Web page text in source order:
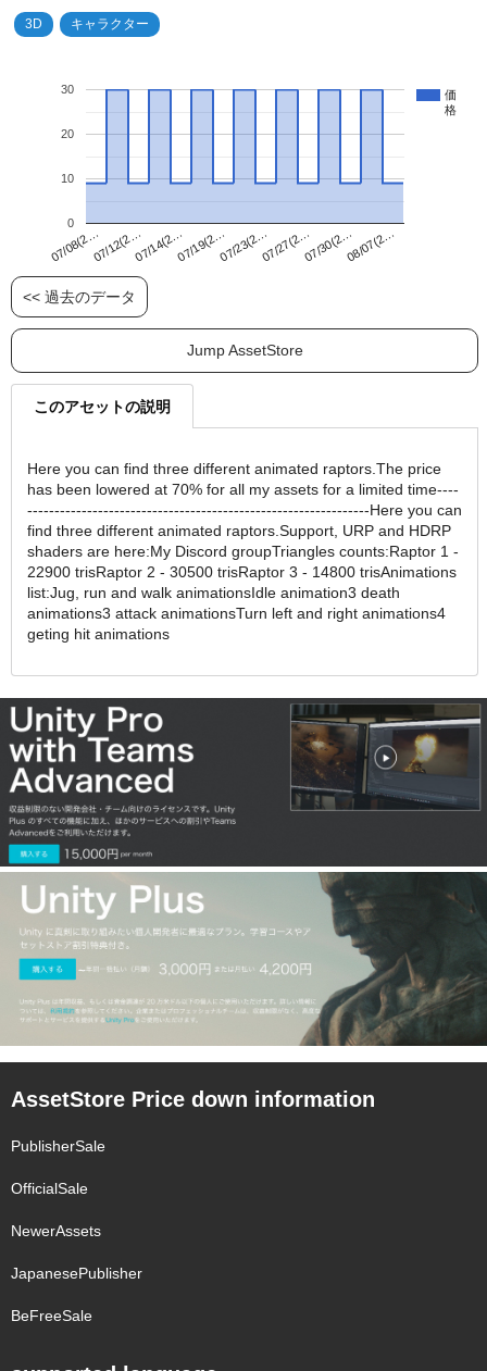
3D キャラクター
価
格
07/08(2…07/12(2…07/14(2…07/19(2…07/23(2…07/27(2…07/30(2…08/07(2…
0
10
20
30
<< 過去のデータ
Jump AssetStore
このアセットの説明
Here you can find three different animated raptors.The price
has been lowered at 70% for all my assets for a limited time----
---------------------------------------------------------------Here you can
find three different animated raptors.Support, URP and HDRP
shaders are here:My Discord groupTriangles counts:Raptor 1 -
22900 trisRaptor 2 - 30500 trisRaptor 3 - 14800 trisAnimations
list:Jug, run and walk animationsIdle animation3 death
animations3 attack animationsTurn left and right animations4
geting hit animations
AssetStore Price down information
PublisherSale
OfficialSale
NewerAssets
JapanesePublisher
BeFreeSale